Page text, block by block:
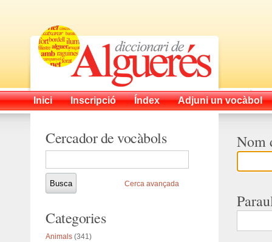
Inici Inscripció Índex Adjuni un vocàbol
Nom
Cercador de vocàbols
Cerca avançada
Categories
Animals (341)